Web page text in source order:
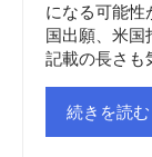
になる可能性
国出願、米国
記載の長さも
続きを読む